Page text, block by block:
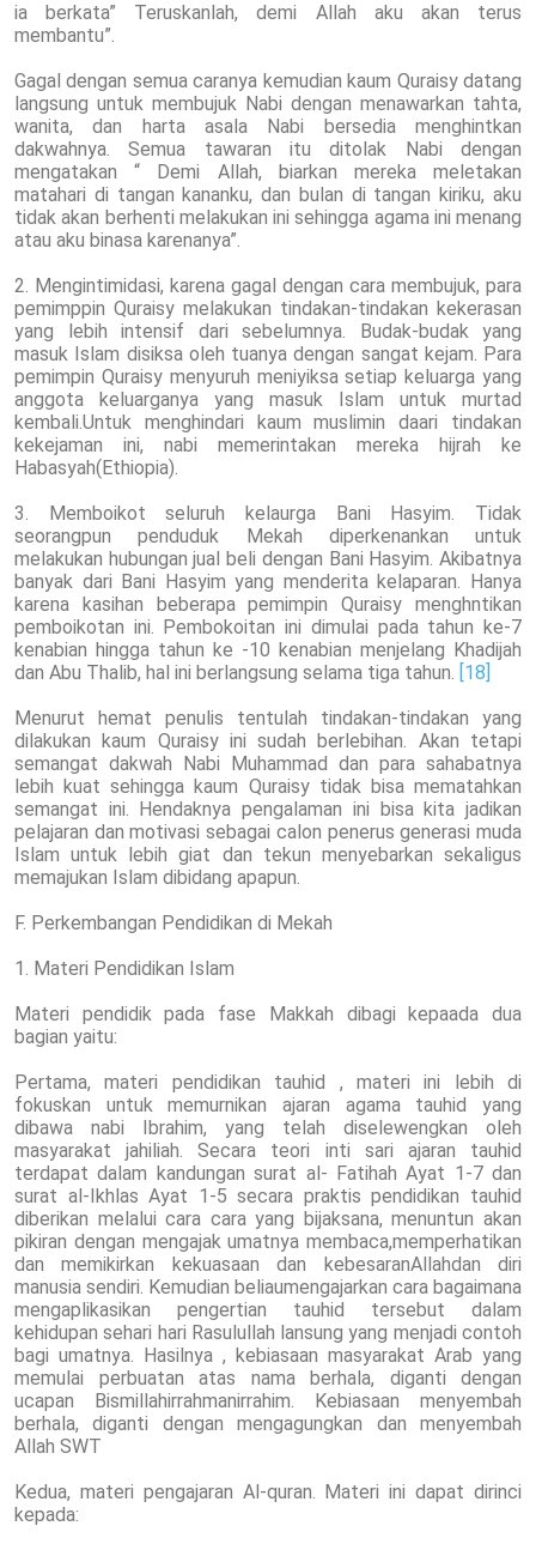
ia berkata” Teruskanlah, demi Allah aku akan terus
membantu”.
Gagal dengan semua caranya kemudian kaum Quraisy datang
langsung untuk membujuk Nabi dengan menawarkan tahta,
wanita, dan harta asala Nabi bersedia menghintkan
dakwahnya. Semua tawaran itu ditolak Nabi dengan
mengatakan “ Demi Allah, biarkan mereka meletakan
matahari di tangan kananku, dan bulan di tangan kiriku, aku
tidak akan berhenti melakukan ini sehingga agama ini menang
atau aku binasa karenanya”.
2. Mengintimidasi, karena gagal dengan cara membujuk, para
pemimppin Quraisy melakukan tindakan-tindakan kekerasan
yang lebih intensif dari sebelumnya. Budak-budak yang
masuk Islam disiksa oleh tuanya dengan sangat kejam. Para
pemimpin Quraisy menyuruh meniyiksa setiap keluarga yang
anggota keluarganya yang masuk Islam untuk murtad
kembali.Untuk menghindari kaum muslimin daari tindakan
kekejaman ini, nabi memerintakan mereka hijrah ke
Habasyah(Ethiopia).
3. Memboikot seluruh kelaurga Bani Hasyim. Tidak
seorangpun penduduk Mekah diperkenankan untuk
melakukan hubungan jual beli dengan Bani Hasyim. Akibatnya
banyak dari Bani Hasyim yang menderita kelaparan. Hanya
karena kasihan beberapa pemimpin Quraisy menghntikan
pemboikotan ini. Pembokoitan ini dimulai pada tahun ke-7
kenabian hingga tahun ke -10 kenabian menjelang Khadijah
dan Abu Thalib, hal ini berlangsung selama tiga tahun. [18]
Menurut hemat penulis tentulah tindakan-tindakan yang
dilakukan kaum Quraisy ini sudah berlebihan. Akan tetapi
semangat dakwah Nabi Muhammad dan para sahabatnya
lebih kuat sehingga kaum Quraisy tidak bisa mematahkan
semangat ini. Hendaknya pengalaman ini bisa kita jadikan
pelajaran dan motivasi sebagai calon penerus generasi muda
Islam untuk lebih giat dan tekun menyebarkan sekaligus
memajukan Islam dibidang apapun.
F. Perkembangan Pendidikan di Mekah
1. Materi Pendidikan Islam
Materi pendidik pada fase Makkah dibagi kepaada dua
bagian yaitu:
Pertama, materi pendidikan tauhid , materi ini lebih di
fokuskan untuk memurnikan ajaran agama tauhid yang
dibawa nabi Ibrahim, yang telah diselewengkan oleh
masyarakat jahiliah. Secara teori inti sari ajaran tauhid
terdapat dalam kandungan surat al- Fatihah Ayat 1-7 dan
surat al-Ikhlas Ayat 1-5 secara praktis pendidikan tauhid
diberikan melalui cara cara yang bijaksana, menuntun akan
pikiran dengan mengajak umatnya membaca,memperhatikan
dan memikirkan kekuasaan dan kebesaranAllahdan diri
manusia sendiri. Kemudian beliaumengajarkan cara bagaimana
mengaplikasikan pengertian tauhid tersebut dalam
kehidupan sehari hari Rasulullah lansung yang menjadi contoh
bagi umatnya. Hasilnya , kebiasaan masyarakat Arab yang
memulai perbuatan atas nama berhala, diganti dengan
ucapan Bismillahirrahmanirrahim. Kebiasaan menyembah
berhala, diganti dengan mengagungkan dan menyembah
Allah SWT
Kedua, materi pengajaran Al-quran. Materi ini dapat dirinci
kepada: